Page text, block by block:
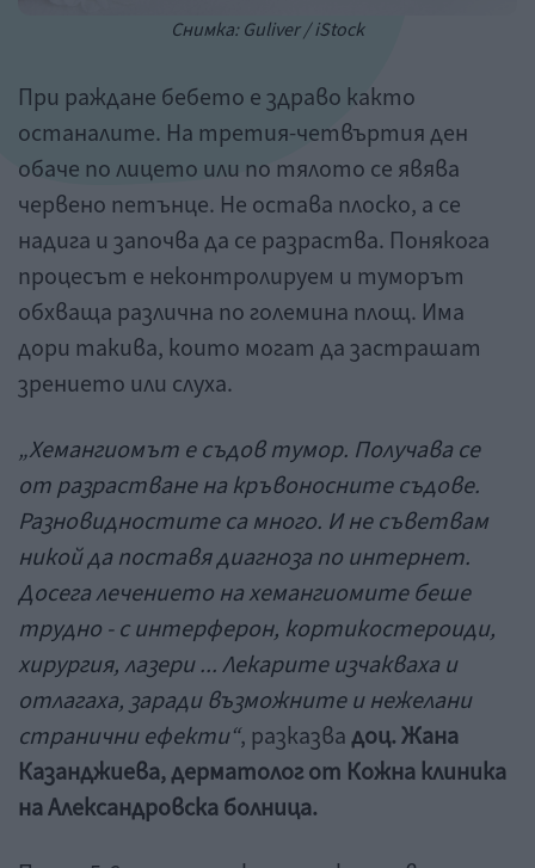
Снимка: Guliver / iStock
При раждане бебето е здраво както
останалите. На третия-четвъртия ден
обаче по лицето или по тялото се явява
червено петънце. Не остава плоско, а се
надига и започва да се разраства. Понякога
процесът е неконтролируем и туморът
обхваща различна по големина площ. Има
дори такива, които могат да застрашат
зрението или слуха.
„Хемангиомът е съдов тумор. Получава се
от разрастване на кръвоносните съдове.
Разновидностите са много. И не съветвам
никой да поставя диагноза по интернет.
Досега лечението на хемангиомите беше
трудно - с интерферон, кортикостероиди,
хирургия, лазери ... Лекарите изчакваха и
отлагаха, заради възможните и нежелани
странични ефекти“, разказвадоц. Жана
Казанджиева, дерматолог от Кожна клиника
на Александровска болница.